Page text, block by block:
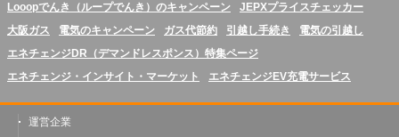
Looopでんき（ループでんき）のキャンペーン
JEPXプライスチェッカー
大阪ガス
電気のキャンペーン ガス代節約 引越し手続き
電気の引越し
エネチェンジDR（デマンドレスポンス）特集ページ
エネチェンジ・インサイト・マーケット
エネチェンジEV充電サービス
運営企業